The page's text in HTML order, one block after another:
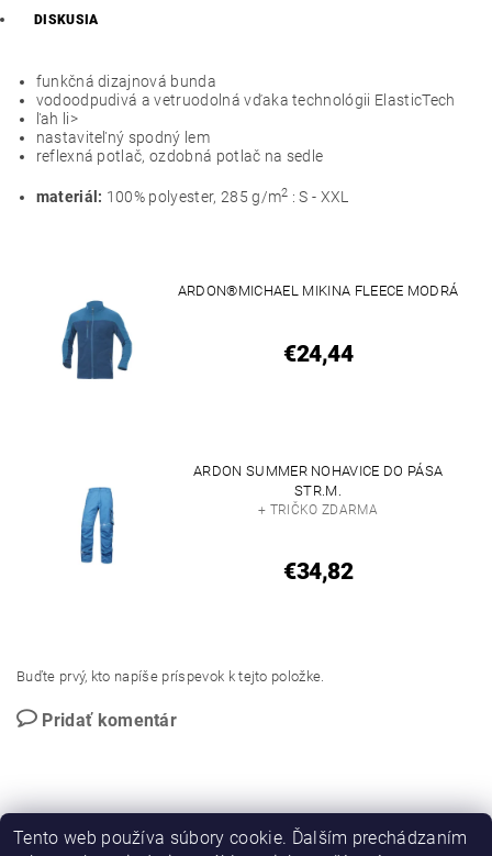
DISKUSIA
funkčná dizajnová bunda
vodoodpudivá a vetruodolná vďaka technológii ElasticTech
ľah li>
nastaviteľný spodný lem
reflexná potlač, ozdobná potlač na sedle
materiál: 100% polyester, 285 g/m2 : S - XXL
ARDON®MICHAEL MIKINA FLEECE MODRÁ
€24,44
ARDON SUMMER NOHAVICE DO PÁSA
STR.M.
+ TRIČKO ZDARMA
€34,82
Buďte prvý, kto napíše príspevok k tejto položke.
Pridať komentár
Tento web používa súbory cookie. Ďalším prechádzaním